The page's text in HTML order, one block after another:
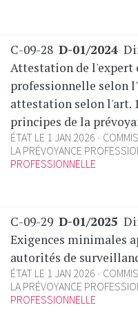
C-09-28 D-01/2024
Attestation de l'expert
professionnelle selon
attestation selon l'art.
principes de la
ÉTAT LE 1 JAN 2026
LA PRÉVOYANCE
PROFESSIONNELLE
C-09-29 D-01/2025
Exigences minimales
autorités de
ÉTAT LE 1 JAN 2026
LA PRÉVOYANCE
PROFESSIONNELLE